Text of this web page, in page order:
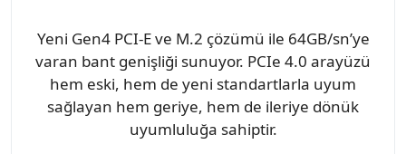
Yeni Gen4 PCI-E ve M.2 çözümü ile 64GB/sn’ye
varan bant genişliği sunuyor. PCIe 4.0 arayüzü
hem eski, hem de yeni standartlarla uyum
sağlayan hem geriye, hem de ileriye dönük
uyumluluğa sahiptir.